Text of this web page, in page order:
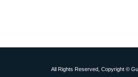
All Rights Reserved, Copyright ©